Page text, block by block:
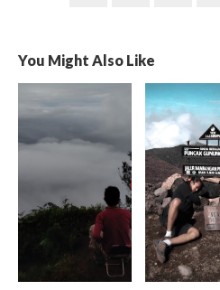
You Might Also Like